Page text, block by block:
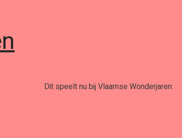
Dit speelt nu bij Vlaamse Wonderjaren: